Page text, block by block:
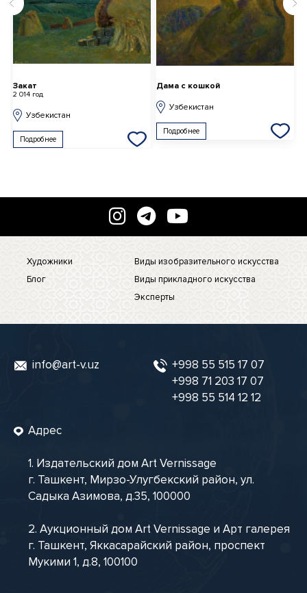
Закат
2 014 год
Узбекистан
Подробнее
Дама с кошкой
Узбекистан
Подробнее
Художники
Блог
Виды изобразительного искусства
Виды прикладного искусства
Эксперты
info@art-v.uz
+998 55 515 17 07
+998 71 203 17 07
+998 55 514 12 12
Адрес
1. Издательский дом Art Vernissage
г. Ташкент, Мирзо-Улугбекский район, ул.
Садыка Азимова, д.35, 100000
2. Аукционный дом Art Vernissage и Арт галерея
г. Ташкент, Яккасарайский район, проспект
Мукими 1, д.8, 100100